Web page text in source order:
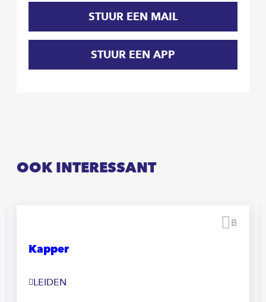
STUUR EEN MAIL
STUUR EEN APP
OOK INTERESSANT
Kapper
LEIDEN